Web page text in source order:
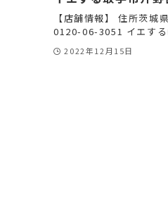
【店舗情報】 住所茨城
0120-06-3051 イエす
2022年12月15日